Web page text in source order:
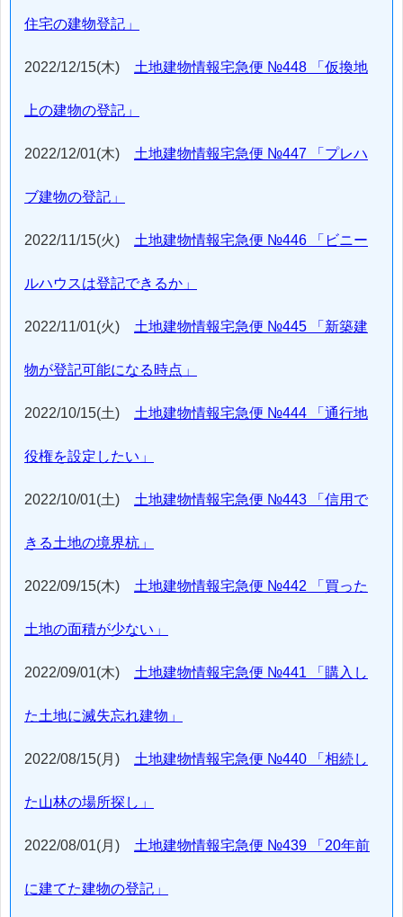
住宅の建物登記」
2022/12/15(木) 土地建物情報宅急便 №448 「仮換地
上の建物の登記」
2022/12/01(木) 土地建物情報宅急便 №447 「プレハ
ブ建物の登記」
2022/11/15(火) 土地建物情報宅急便 №446 「ビニー
ルハウスは登記できるか」
2022/11/01(火) 土地建物情報宅急便 №445 「新築建
物が登記可能になる時点」
2022/10/15(土) 土地建物情報宅急便 №444 「通行地
役権を設定したい」
2022/10/01(土) 土地建物情報宅急便 №443 「信用で
きる土地の境界杭」
2022/09/15(木) 土地建物情報宅急便 №442 「買った
土地の面積が少ない」
2022/09/01(木) 土地建物情報宅急便 №441 「購入し
た土地に滅失忘れ建物」
2022/08/15(月) 土地建物情報宅急便 №440 「相続し
た山林の場所探し」
2022/08/01(月) 土地建物情報宅急便 №439 「20年前
に建てた建物の登記」